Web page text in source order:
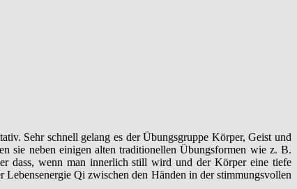
Sehr schnell gelang es der Übungsgruppe Körper, Geist und
sie neben einigen alten traditionellen Übungsformen wie z. B.
dass, wenn man innerlich still wird und der Körper eine tiefe
Qi zwischen den Händen in der stimmungsvollen